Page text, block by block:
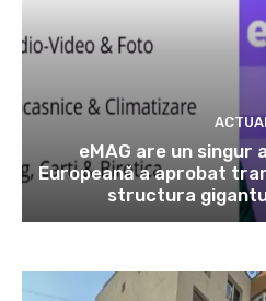
eMAG are un singur
Europeană a aprobat
structura